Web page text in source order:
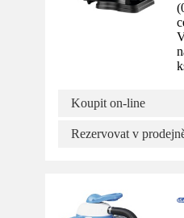
(
Koupit on-line
Rezervovat v